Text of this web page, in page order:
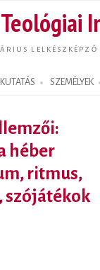
LELKÉSZKÉPZŐ
KUTATÁS SZEMÉLYEK
héber
ritmus,
szójátékok